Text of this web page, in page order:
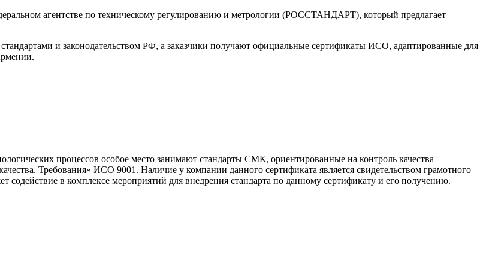
агентстве по техническому регулированию и метрологии (РОССТАНДАРТ), который предлагает
и законодательством РФ, а заказчики получают официальные сертификаты ИСО, адаптированные для
процессов особое место занимают стандарты СМК, ориентированные на контроль качества
Требования» ИСО 9001. Наличие у компании данного сертификата является свидетельством грамотного
в комплексе мероприятий для внедрения стандарта по данному сертификату и его получению.